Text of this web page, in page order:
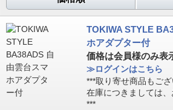
TOKIWA STYLE
ホアダプター付
価格は会員様のみ表
≫ログインはこちら
***取り寄せ商品もござ
在庫につきましては
***